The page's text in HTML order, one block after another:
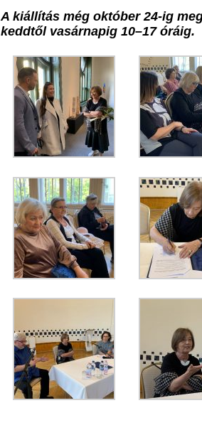
A kiállítás még október 24-ig
keddtől vasárnapig 10–17 óráig.